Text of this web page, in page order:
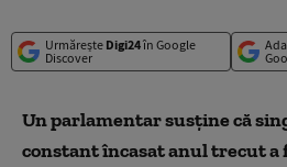
Urmărește Digi24în Google
Discover
Un parlamentar susține că
constant încasat anul trecut a